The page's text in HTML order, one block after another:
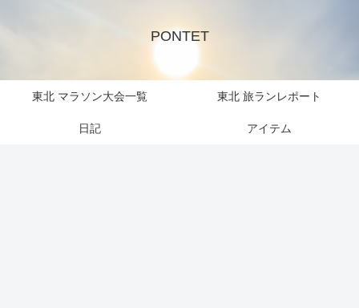
PONTET
東北 マラソン大会一覧 東北 旅ランレポート
日記 アイテム